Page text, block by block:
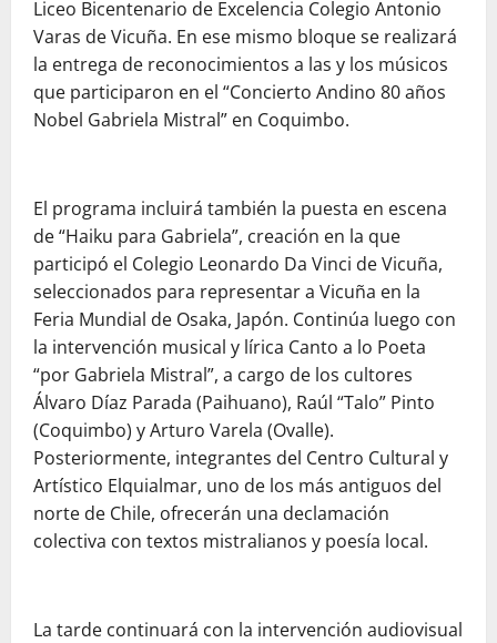
Liceo Bicentenario de Excelencia Colegio Antonio
Varas de Vicuña. En ese mismo bloque se realizará
la entrega de reconocimientos a las y los músicos
que participaron en el “Concierto Andino 80 años
Nobel Gabriela Mistral” en Coquimbo.
El programa incluirá también la puesta en escena
de “Haiku para Gabriela”, creación en la que
participó el Colegio Leonardo Da Vinci de Vicuña,
seleccionados para representar a Vicuña en la
Feria Mundial de Osaka, Japón. Continúa luego con
la intervención musical y lírica Canto a lo Poeta
“por Gabriela Mistral”, a cargo de los cultores
Álvaro Díaz Parada (Paihuano), Raúl “Talo” Pinto
(Coquimbo) y Arturo Varela (Ovalle).
Posteriormente, integrantes del Centro Cultural y
Artístico Elquialmar, uno de los más antiguos del
norte de Chile, ofrecerán una declamación
colectiva con textos mistralianos y poesía local.
La tarde continuará con la intervención audiovisual